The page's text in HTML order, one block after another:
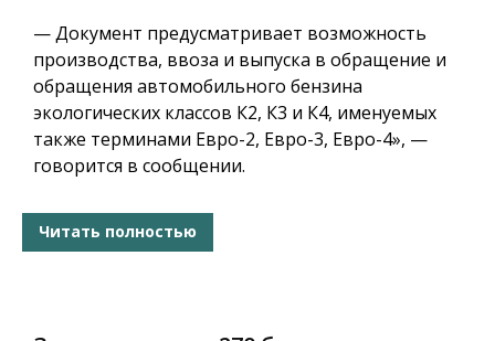
— Документ предусматривает возможность
производства, ввоза и выпуска в обращение и
обращения автомобильного бензина
экологических классов К2, К3 и К4, именуемых
также терминами Евро-2, Евро-3, Евро-4», —
говорится в сообщении.
Читать полностью